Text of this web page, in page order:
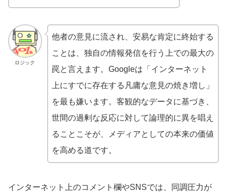
ロジック
他者の意見に流され、安易な肯定に終始する
ことは、独自の情報発信を行う上での最大の
罠と言えます。Googleは「インターネット
上にすでに存在する凡庸な意見の焼き増し」
を最も嫌います。客観的なデータに基づき、
世間の過剰な反応に対して論理的に異を唱え
ることこそが、メディアとしての本来の価値
を高める道です。
インターネット上のコメント欄やSNSでは、同調圧力が